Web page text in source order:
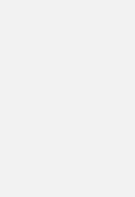
продуктов.
выполнять
работы.
для